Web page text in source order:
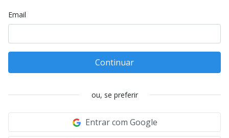
Email
Continuar
ou, se preferir
Entrar com Google